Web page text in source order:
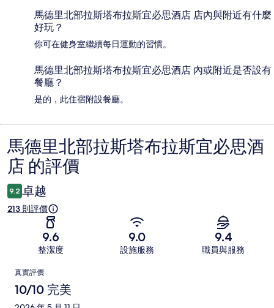
馬德里北部拉斯塔布拉斯宜必思酒店 店內與附近有什麼
好玩？
你可在健身室繼續每日運動的習慣。
馬德里北部拉斯塔布拉斯宜必思酒店 內或附近是否設有
餐廳？
是的，此住宿附設餐廳。
評
價
馬德里北部拉斯塔布拉斯宜必思酒
店 的評價
9.2 卓越
213 則評價
9.6
整潔度
9.0
設施服務
9.4
職員與服務
評
價
真實評價
10/10 完美